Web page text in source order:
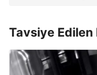
Tavsiye Edilen